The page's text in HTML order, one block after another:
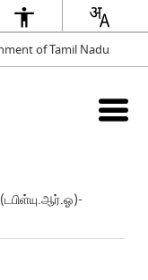
of Tamil Nadu